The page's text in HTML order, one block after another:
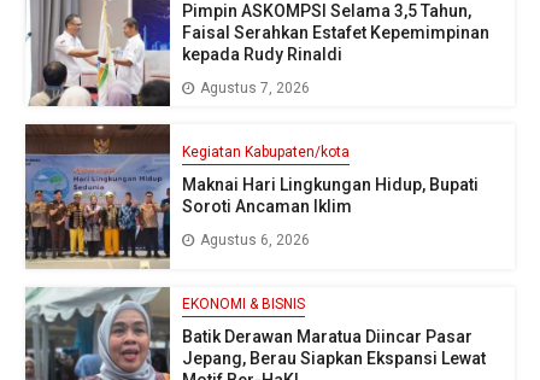
Pimpin ASKOMPSI Selama 3,5 Tahun,
Faisal Serahkan Estafet Kepemimpinan
kepada Rudy Rinaldi
Agustus 7, 2026
Kegiatan Kabupaten/kota
Maknai Hari Lingkungan Hidup, Bupati
Soroti Ancaman Iklim
Agustus 6, 2026
EKONOMI & BISNIS
Batik Derawan Maratua Diincar Pasar
Jepang, Berau Siapkan Ekspansi Lewat